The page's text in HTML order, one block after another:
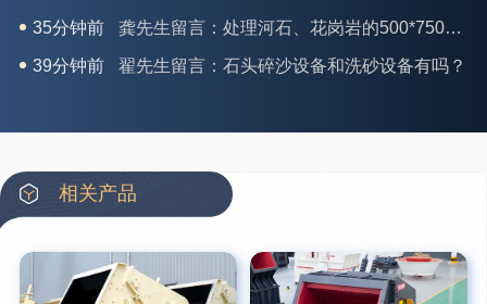
39分钟前 翟先生留言：石头碎沙设备和洗砂设备有吗？
42分钟前 蒋先生留言：硬岩颚式破碎机带不带电机？
12分钟前 宋先生留言：50吨左右的制砂机大概什么价位？
16分钟前 柳先生留言：洗石英砂全套设备有哪些？
26分钟前 杨先生留言：建筑垃圾破碎机可以铁器分类吗？
28分钟前 肖先生留言：时产50吨的洗砂机有几个型号？
相关产品